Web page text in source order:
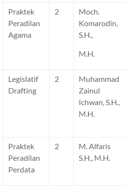
Praktek
Peradilan
Agama
2
Moch.
Komarodin,
S.H.,
M.H.
Legislatif
Drafting
2
Muhammad
Zainul
Ichwan, S.H.,
M.H.
Praktek
Peradilan
Perdata
2
M. Alfaris
S.H., M.H.